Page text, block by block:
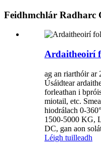
Feidhmchlár Radharc
Ardaitheoirí
ag an riarthóir ar
Úsáidtear
forleathan i
miotail, etc.
hiodrálach 0-
1500-5000 KG,
DC, gan aon
Léigh tuilleadh